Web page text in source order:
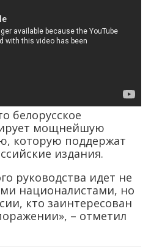
белорусское
мощнейшую
которую поддержат
издания.
руководства идет не
националистами, но
кто заинтересован
– отметил